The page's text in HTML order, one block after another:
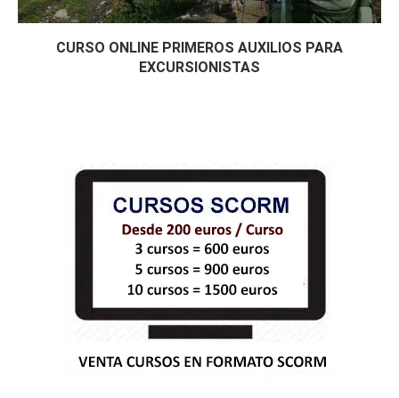
CURSO ONLINE PRIMEROS AUXILIOS PARA
EXCURSIONISTAS